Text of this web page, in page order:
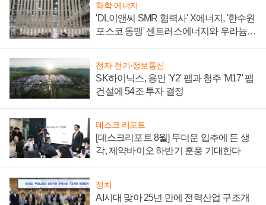
화학·에너지
'DL이앤씨 SMR 협력사' X에너지, '한수원
포스코 동맹' 센트러스에너지와 우라늄
전자·전기·정보통신
SK하이닉스, 용인 'Y2' 팹과 청주 'M17' 팹
건설에 54조 투자 결정
데스크 리포트
[데스크리포트 8월] 무더운 입추에 든 생
각, 제약바이오 하반기 훈풍 기대한다
정치
AI시대 맞아 25년 만에 전력산업 구조개